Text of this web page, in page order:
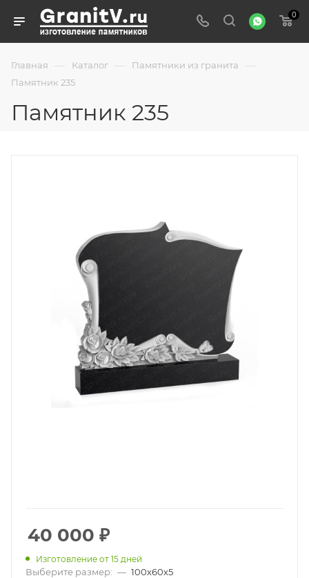
0
Главная — Каталог — Памятники из гранита —
Памятник 235
Памятник 235
40 000 ₽
Изготовление от 15 дней
Выберите размер: — 100х60х5